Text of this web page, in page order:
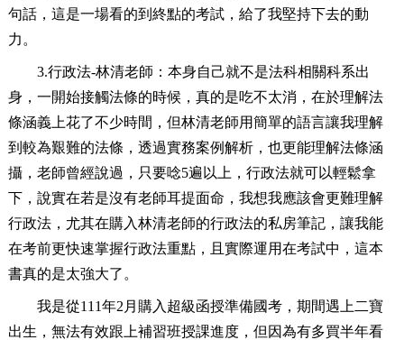
句話，這是一場看的到終點的考試，給了我堅持下去的動
力。
3.行政法-林清老師：本身自己就不是法科相關科系出
身，一開始接觸法條的時候，真的是吃不太消，在於理解法
條涵義上花了不少時間，但林清老師用簡單的語言讓我理解
到較為艱難的法條，透過實務案例解析，也更能理解法條涵
攝，老師曾經說過，只要唸5遍以上，行政法就可以輕鬆拿
下，說實在若是沒有老師耳提面命，我想我應該會更難理解
行政法，尤其在購入林清老師的行政法的私房筆記，讓我能
在考前更快速掌握行政法重點，且實際運用在考試中，這本
書真的是太強大了。
我是從111年2月購入超級函授準備國考，期間遇上二寶
出生，無法有效跟上補習班授課進度，但因為有多買半年看